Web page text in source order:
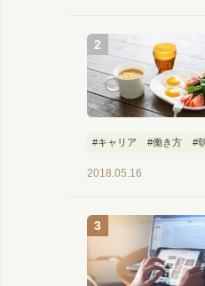
#キャリア #働き方 #
2018.05.16